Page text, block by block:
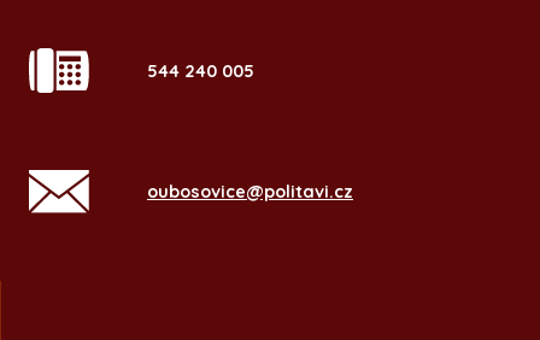
544 240 005
oubosovice@politavi.cz